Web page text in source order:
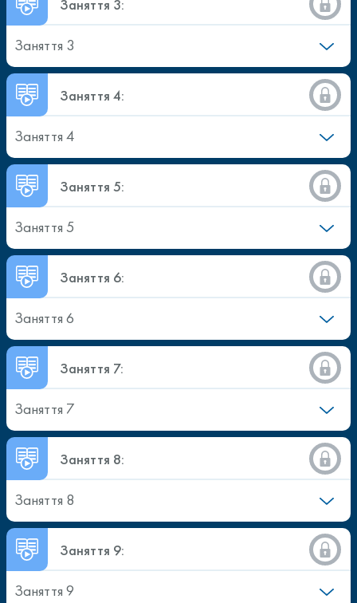
Заняття 3:
Заняття 3
Заняття 4:
Заняття 4
Заняття 5:
Заняття 5
Заняття 6:
Заняття 6
Заняття 7:
Заняття 7
Заняття 8:
Заняття 8
Заняття 9:
Заняття 9